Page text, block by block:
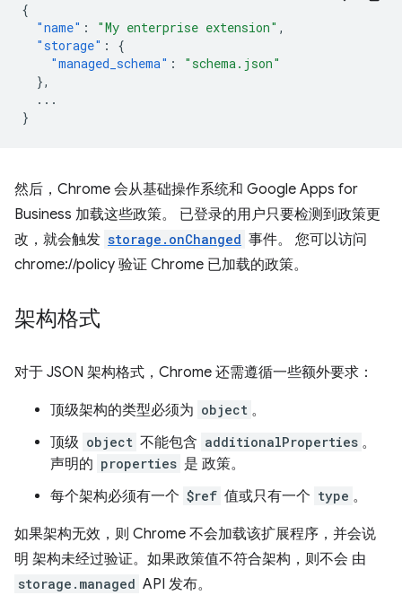
{
"name" : "My enterprise extension" ,
"storage" :
{
"managed_schema" :
"schema.json"
},
...
}
然后，Chrome 会从基础操作系统和 Google Apps for
Business 加载这些政策。 已登录的用户只要检测到政策更
改，就会触发 storage.onChanged 事件。 您可以访问
chrome://policy 验证 Chrome 已加载的政策。
架构格式
对于 JSON 架构格式，Chrome 还需遵循一些额外要求：
顶级架构的类型必须为 object 。
顶级 object 不能包含 additionalProperties 。
声明的 properties 是 政策。
每个架构必须有一个 $ref 值或只有一个 type 。
如果架构无效，则 Chrome 不会加载该扩展程序，并会说
明 架构未经过验证。如果政策值不符合架构，则不会 由
storage.managed API 发布。